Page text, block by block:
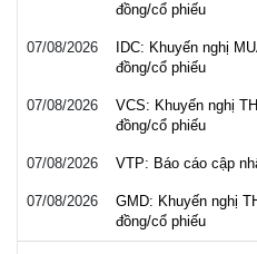
đồng/cổ phiếu
07/08/2026
IDC: Khuyến nghị
đồng/cổ phiếu
07/08/2026
VCS: Khuyến nghị
đồng/cổ phiếu
07/08/2026 VTP: Báo cáo cập
07/08/2026
GMD: Khuyến nghị
đồng/cổ phiếu